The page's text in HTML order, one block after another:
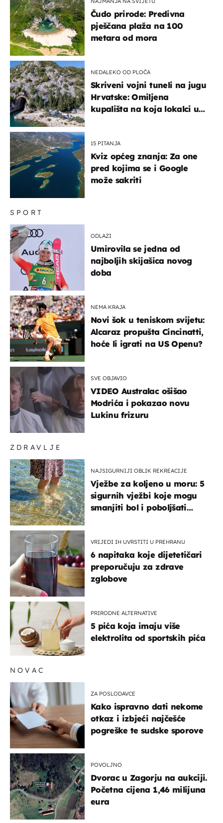
ZDRAVLJE
NAJSIGURNIJI OBLIK REKREACIJE
Vježbe za koljeno u moru: 5
sigurnih vježbi koje mogu
smanjiti bol i poboljšati
VRIJEDI IH UVRSTITI U PREHRANU
6 napitaka koje dijetetičari
preporučuju za zdrave
zglobove
PRIRODNE ALTERNATIVE
5 pića koja imaju više
elektrolita od sportskih pića
SPORT
ODLAZI
Umirovila se jedna od
najboljih skijašica novog
doba
NEMA KRAJA
Novi šok u teniskom svijetu:
Alcaraz propušta Cincinatti,
hoće li igrati na US Openu?
SVE OBJAVIO
VIDEO Australac ošišao
Modrića i pokazao novu
Lukinu frizuru
Čudo prirode: Predivna
pješčana plaža na 100
metara od mora
NEDALEKO OD PLOČA
Skriveni vojni tuneli na jugu
Hrvatske: Omiljena
kupališta na koja lokalci u
15 PITANJA
Kviz općeg znanja: Za one
pred kojima se i Google
može sakriti
NOVAC
ZA POSLODAVCE
Kako ispravno dati nekome
otkaz i izbjeći najčešće
pogreške te sudske sporove
POVOLJNO
Dvorac u Zagorju na aukciji.
Početna cijena 1,46 milijuna
eura